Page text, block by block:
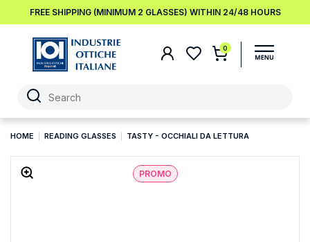
FREE SHIPPING (MINIMUM 2 GLASSES) WITHIN 24/48 HOURS
0
HOME READING GLASSES TASTY - OCCHIALI DA LETTURA
PROMO